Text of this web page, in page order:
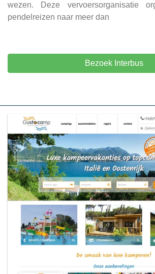
wezen. Deze vervoersorganisatie
pendelreizen naar meer dan
Bezoek Interbus